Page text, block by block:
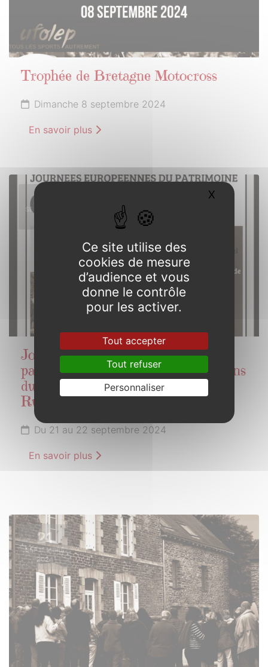
Trophée de Bretagne Motocross
Dimanche 8 septembre 2024
En savoir plus
SEPTEMBRE
Journées européennes du
patrimoine : Concoret fête les 20 ans
du label Commune du Patrimoine
Rural de Bretagne
Du 21 au 22 septembre 2024
En savoir plus
21
SEPTEMBRE
2024
Ce site utilise des
cookies de mesure
d’audience et vous
donne le contrôle
pour les activer.
Tout accepter
Tout refuser
Personnaliser
X Masquer